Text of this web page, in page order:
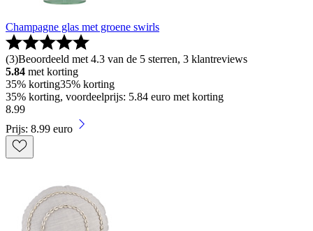
Champagne glas met groene swirls
(3)Beoordeeld met 4.3 van de 5 sterren, 3 klantreviews
5.84 met korting
35% korting35% korting
35% korting, voordeelprijs: 5.84 euro met korting
8.99
Prijs: 8.99 euro